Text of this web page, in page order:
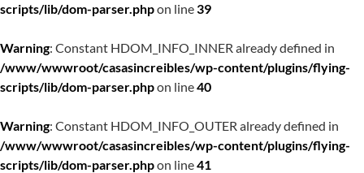
scripts/lib/dom-parser.phpon line39
Warning: Constant HDOM_INFO_INNER already defined in
/www/wwwroot/casasincreibles/wp-content/plugins/flying-
scripts/lib/dom-parser.phpon line40
Warning: Constant HDOM_INFO_OUTER already defined in
/www/wwwroot/casasincreibles/wp-content/plugins/flying-
scripts/lib/dom-parser.phpon line41